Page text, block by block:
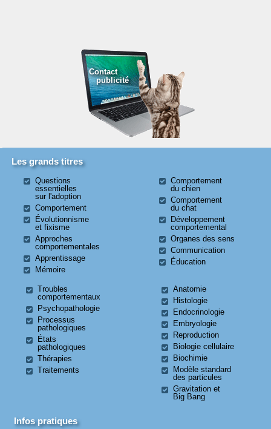
Contact
publicité
Les grands titres
Questions
essentielles
sur l'adoption
Comportement
Évolutionnisme
et fixisme
Approches
comportementales
Apprentissage
Mémoire
Comportement
du chien
Comportement
du chat
Développement
comportemental
Organes des sens
Communication
Éducation
Troubles
comportementaux
Psychopathologie
Processus
pathologiques
États
pathologiques
Thérapies
Traitements
Anatomie
Histologie
Endocrinologie
Embryologie
Reproduction
Biologie cellulaire
Biochimie
Modèle standard
des particules
Gravitation et
Big Bang
Infos pratiques